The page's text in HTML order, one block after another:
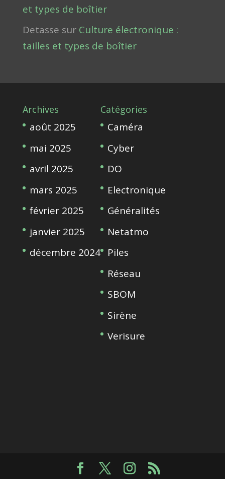
et types de boîtier
Detasse sur Culture électronique :
tailles et types de boîtier
Archives
août 2025
mai 2025
avril 2025
mars 2025
février 2025
janvier 2025
décembre 2024
Catégories
Caméra
Cyber
DO
Electronique
Généralités
Netatmo
Piles
Réseau
SBOM
Sirène
Verisure